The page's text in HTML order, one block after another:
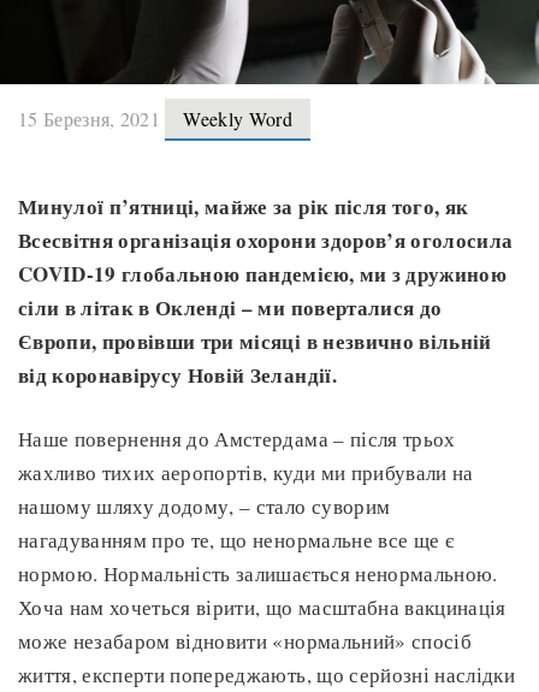
15 Березня, 2021 Weekly Word
Минулої п’ятниці, майже за рік після того, як
Всесвітня організація охорони здоров’я оголосила
COVID-19 глобальною пандемією, ми з дружиною
сіли в літак в Окленді – ми поверталися до
Європи, провівши три місяці в незвично вільній
від коронавірусу Новій Зеландії.
Наше повернення до Амстердама – після трьох
жахливо тихих аеропортів, куди ми прибували на
нашому шляху додому, – стало суворим
нагадуванням про те, що ненормальне все ще є
нормою. Нормальність залишається ненормальною.
Хоча нам хочеться вірити, що масштабна вакцинація
може незабаром відновити «нормальний» спосіб
життя, експерти попереджають, що серйозні наслідки